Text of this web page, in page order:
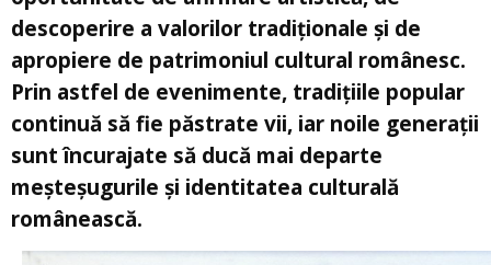
descoperire a valorilor tradiționale și de
apropiere de patrimoniul cultural românesc.
Prin astfel de evenimente, tradițiile popular
continuă să fie păstrate vii, iar noile generații
sunt încurajate să ducă mai departe
meșteșugurile și identitatea culturală
românească.